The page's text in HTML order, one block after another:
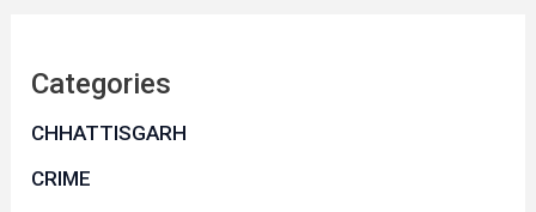
Categories
CHHATTISGARH
CRIME